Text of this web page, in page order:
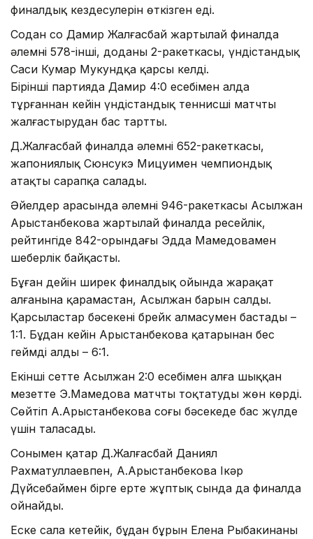
финалдық кездесулерін өткізген еді.
Содан соң Дамир Жалғасбай жартылай финалда
әлемнің 578-інші, доданың 2-ракеткасы, үндістандық
Саси Кумар Мукундқа қарсы келді.
Бірінші партияда Дамир 4:0 есебімен алда
тұрғаннан кейін үндістандық теннисші матчты
жалғастырудан бас тартты.
Д.Жалғасбай финалда әлемнің 652-ракеткасы,
жапониялық Сюнсукэ Мицуимен чемпиондық
атақты сарапқа салады.
Әйелдер арасында әлемнің 946-ракеткасы Асылжан
Арыстанбекова жартылай финалда ресейлік,
рейтингіде 842-орындағы Эдда Мамедовамен
шеберлік байқасты.
Бұған дейін ширек финалдық ойында жарақат
алғанына қарамастан, Асылжан барын салды.
Қарсыластар бәсекені брейк алмасумен бастады –
1:1. Бұдан кейін Арыстанбекова қатарынан бес
геймді алды – 6:1.
Екінші сетте Асылжан 2:0 есебімен алға шыққан
мезетте Э.Мамедова матчты тоқтатуды жөн көрді.
Сөйтіп А.Арыстанбекова соңғы бәсекеде бас жүлде
үшін таласады.
Сонымен қатар Д.Жалғасбай Даниял
Рахматуллаевпен, А.Арыстанбекова Іңкәр
Дүйсебаймен бірге ертең жұптық сында да финалда
ойнайды.
Еске сала кетейік, бұдан бұрын Елена Рыбакинаның